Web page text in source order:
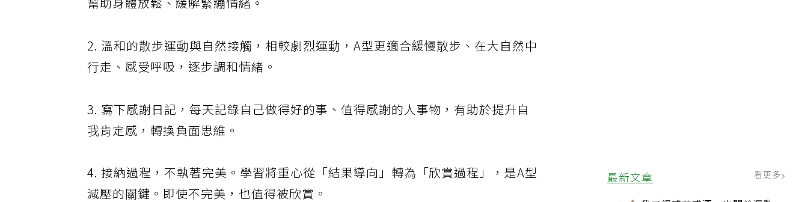
最新文章 看更多
幫助身體放鬆、緩解緊繃情緒。
2. 溫和的散步運動與自然接觸，相較劇烈運動，A型更適合緩慢散步、在大自然中
行走、感受呼吸，逐步調和情緒。
3. 寫下感謝日記，每天記錄自己做得好的事、值得感謝的人事物，有助於提升自
我肯定感，轉換負面思維。
4. 接納過程，不執著完美。學習將重心從「結果導向」轉為「欣賞過程」，是A型